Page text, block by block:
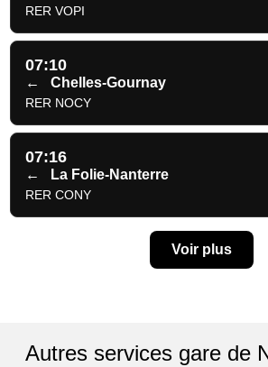
RER VOPI
07:10
← Chelles-Gournay
RER NOCY
07:16
← La Folie-Nanterre
RER CONY
Voir plus
Autres services gare de